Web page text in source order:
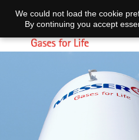
We could not load the cookie
By continuing you accept